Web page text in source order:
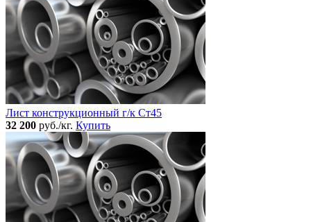
Лист конструкционный г/к Ст45
32 200 руб./кг. Купить